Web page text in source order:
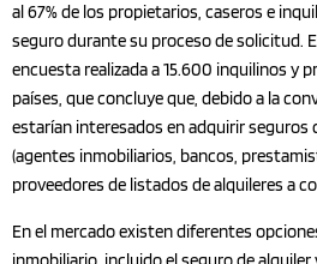
al 67% de los propietarios, caseros e
seguro durante su proceso de solicitud.
encuesta realizada a 15.600 inquilinos y
países, que concluye que, debido a la
estarían interesados en adquirir seguros
(agentes inmobiliarios, bancos,
proveedores de listados de alquileres a
En el mercado existen diferentes